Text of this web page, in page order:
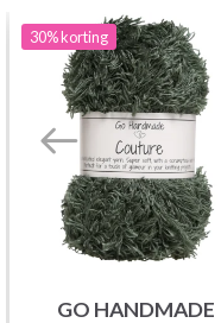
30%korting
GO HANDMADE